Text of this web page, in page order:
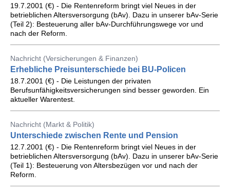
19.7.2001 (€) - Die Rentenreform bringt viel Neues in der
betrieblichen Altersversorgung (bAv). Dazu in unserer bAv-Serie
(Teil 2): Besteuerung aller bAv-Durchführungswege vor und
nach der Reform.
Nachricht (Versicherungen & Finanzen)
Erhebliche Preisunterschiede bei BU-Policen
18.7.2001 (€) - Die Leistungen der privaten
Berufsunfähigkeitsversicherungen sind besser geworden. Ein
aktueller Warentest.
Nachricht (Markt & Politik)
Unterschiede zwischen Rente und Pension
12.7.2001 (€) - Die Rentenreform bringt viel Neues in der
betrieblichen Altersversorgung (bAv). Dazu in unserer bAv-Serie
(Teil 1): Besteuerung von Altersbezügen vor und nach der
Reform.